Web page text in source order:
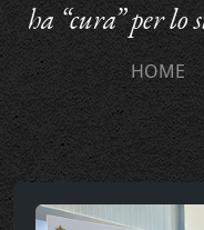
ha “cura” per lo
HOME